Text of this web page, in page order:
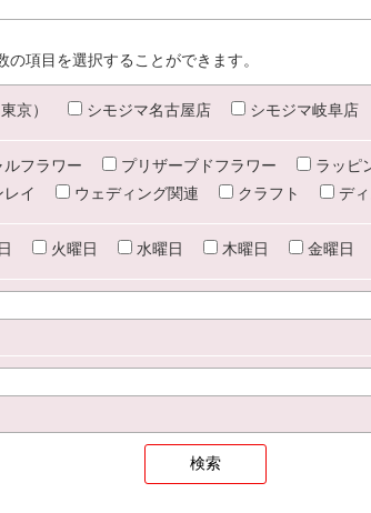
項目を選択することができます。
京） シモジマ名古屋店 シモジマ岐阜店
フラワー プリザーブドフラワー ラッピ
イ
ウェディング関連 クラフト デ
火曜日 水曜日 木曜日 金曜日